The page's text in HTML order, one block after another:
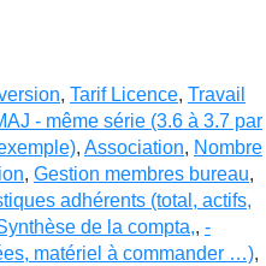
, Tarif Licence, Travail
- même série (3.6 à 3.7 par
, Association, Nombre
, Gestion membres bureau,
adhérents (total, actifs,
de la compta,, -
matériel à commander …),